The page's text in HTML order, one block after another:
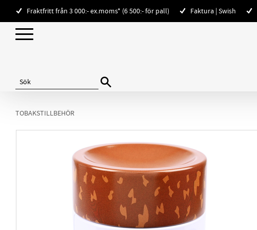
Fraktfritt från 3 000:- ex.moms* (6 500:- för pall) Faktura | Swish
TOBAKSTILLBEHÖR